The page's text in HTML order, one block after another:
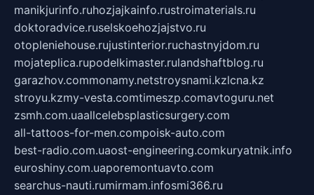
manikjurinfo.ruhozjajkainfo.rustroimaterials.ru
doktoradvice.ruselskoehozjajstvo.ru
otopleniehouse.rujustinterior.ruchastnyjdom.ru
mojateplica.rupodelkimaster.rulandshaftblog.ru
garazhov.commonamy.netstroysnami.kzlcna.kz
stroyu.kzmy-vesta.comtimeszp.comavtoguru.net
zsmh.com.uaallcelebsplasticsurgery.com
all-tattoos-for-men.compoisk-auto.com
best-radio.com.uaost-engineering.comkuryatnik.info
euroshiny.com.uaporemontuavto.com
searchus-nauti.rumirmam.infosmi366.ru